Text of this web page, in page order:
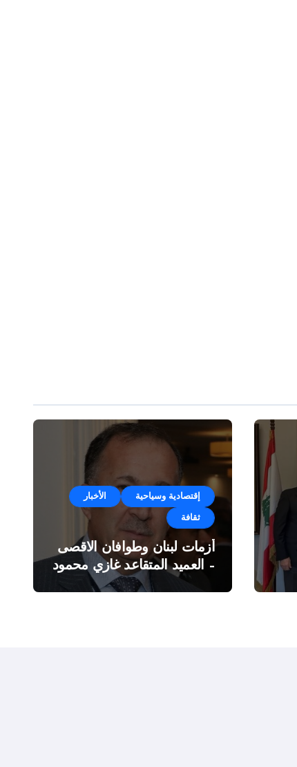
إقتصادية وسياحية الأخبار
ثقافة
أزمات لبنان وطوافان الاقصى
– العميد المتقاعد غازي محمود